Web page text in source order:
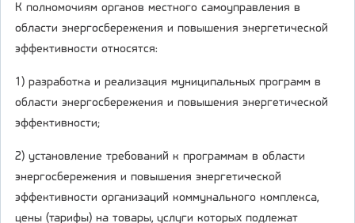
К полномочиям органов местного самоуправления в
области энергосбережения и повышения энергетической
эффективности относятся:
1) разработка и реализация муниципальных программ в
области энергосбережения и повышения энергетической
эффективности;
2) установление требований к программам в области
энергосбережения и повышения энергетической
эффективности организаций коммунального комплекса,
цены (тарифы) на товары, услуги которых подлежат